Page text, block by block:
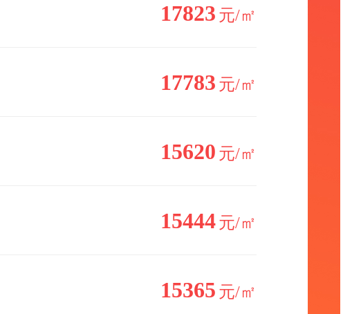
17823 元/㎡
17783 元/㎡
15620 元/㎡
15444 元/㎡
15365 元/㎡